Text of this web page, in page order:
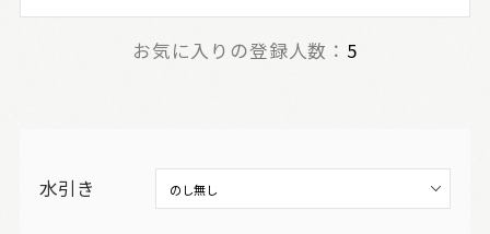
お気に入りの登録人数： 5
水引き